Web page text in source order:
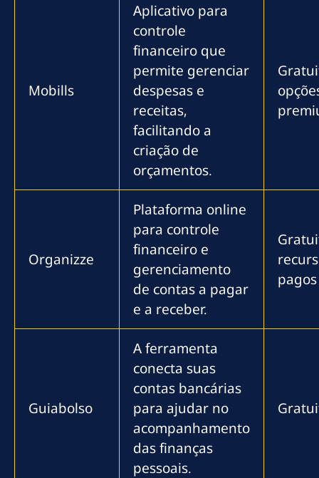
Mobills
Aplicativo para
controle
financeiro que
permite gerenciar
despesas e
receitas,
facilitando a
criação de
orçamentos.
Organizze
Plataforma online
para controle
financeiro e
gerenciamento
de contas a pagar
e a receber.
pagos
Guiabolso
A ferramenta
conecta suas
contas bancárias
para ajudar no
acompanhamento
das finanças
pessoais.